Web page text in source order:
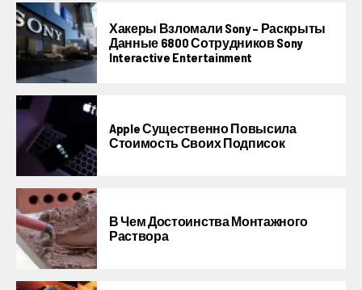
Хакеры Взломали Sony – Раскрыты
Данные 6800 Сотрудников Sony
Interactive Entertainment
Apple Существенно Повысила
Стоимость Своих Подписок
В Чем Достоинства Монтажного
Раствора